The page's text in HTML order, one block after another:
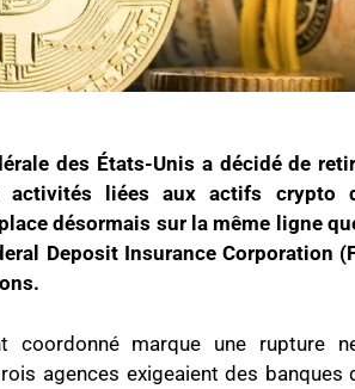
des États-Unis a décidé de
activités liées aux actifs crypto
désormais sur la même ligne
Deposit Insurance Corporation
coordonné marque une rupture
agences exigeaient des